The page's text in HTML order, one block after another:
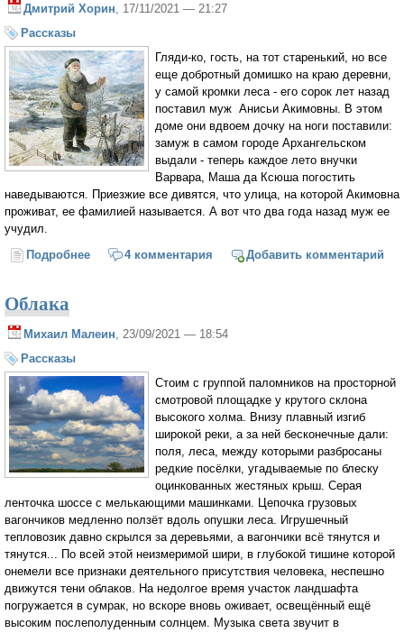
Дмитрий Хорин, 17/11/2021 — 21:27
Рассказы
Гляди-ко, гость, на тот старенький, но все
еще добротный домишко на краю деревни,
у самой кромки леса - его сорок лет назад
поставил муж Анисьи Акимовны. В этом
доме они вдвоем дочку на ноги поставили:
замуж в самом городе Архангельском
выдали - теперь каждое лето внучки
Варвара, Маша да Ксюша погостить
наведываются. Приезжие все дивятся, что улица, на которой Акимовна
проживат, ее фамилией называется. А вот что два года назад муж ее
учудил.
Подробнее о ПРО БЕССМЕРТИЕ
4 комментария Добавить комментарий
Облака
Михаил Малеин, 23/09/2021 — 18:54
Рассказы
Стоим с группой паломников на просторной
смотровой площадке у крутого склона
высокого холма. Внизу плавный изгиб
широкой реки, а за ней бесконечные дали:
поля, леса, между которыми разбросаны
редкие посёлки, угадываемые по блеску
оцинкованных жестяных крыш. Серая
ленточка шоссе с мелькающими машинками. Цепочка грузовых
вагончиков медленно ползёт вдоль опушки леса. Игрушечный
тепловозик давно скрылся за деревьями, а вагончики всё тянутся и
тянутся... По всей этой неизмеримой шири, в глубокой тишине которой
онемели все признаки деятельного присутствия человека, неспешно
движутся тени облаков. На недолгое время участок ландшафта
погружается в сумрак, но вскоре вновь оживает, освещённый ещё
высоким послеполуденным солнцем. Музыка света звучит в